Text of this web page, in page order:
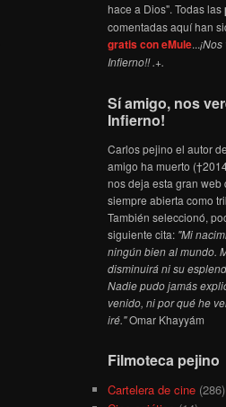
hace a Dios". Todas las
comentadas aquí han
gratis con eMule...
Infierno!! .+.
Sí amigo, nos
Infierno!
Carlos pejino el autor
amigo ha muerto
nos deja esta gran web
siempre abierta como
También seleccionó,
siguiente cita: "Mi
ningún bien al mundo.
disminuirá ni su
Nadie pudo jamás
venido, ni por qué he
iré."Omar Khayyám
Filmoteca pejino
Cartelera de cine (286)